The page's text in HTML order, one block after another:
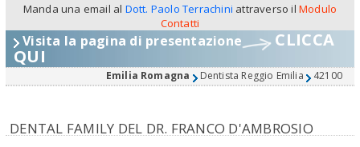
Manda una email al Dott. Paolo Terrachini attraverso il Modulo
Contatti
Visita la pagina di presentazione CLICCA
QUI
Emilia Romagna Dentista Reggio Emilia 42100
DENTAL FAMILY DEL DR. FRANCO D'AMBROSIO